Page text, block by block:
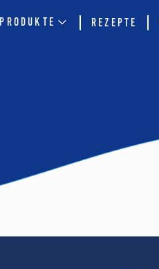
PRODUKTE REZEPTE